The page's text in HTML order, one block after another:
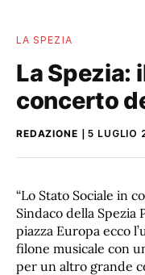
LA SPEZIA
La Spezia:
concerto
REDAZIONE 5 LUGLIO
“Lo Stato Sociale in
Sindaco della
piazza Europa ecco
filone musicale con
per un altro grande